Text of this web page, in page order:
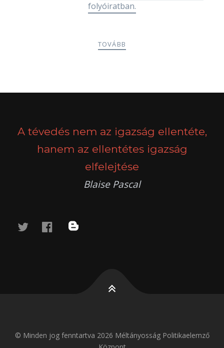
folyóiratban.
TOVÁBB
A tévedés nem az igazság ellentéte,
hanem az ellentétes igazság
elfelejtése
Blaise Pascal
twitterfacebook
blog
© Minden jog fenntartva 2026 Méltányosság Politikaelemző